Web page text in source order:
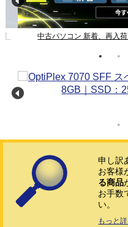
中古パソコン 新着、再入
申し訳
お客様
る商品
お手数
い。
もっと